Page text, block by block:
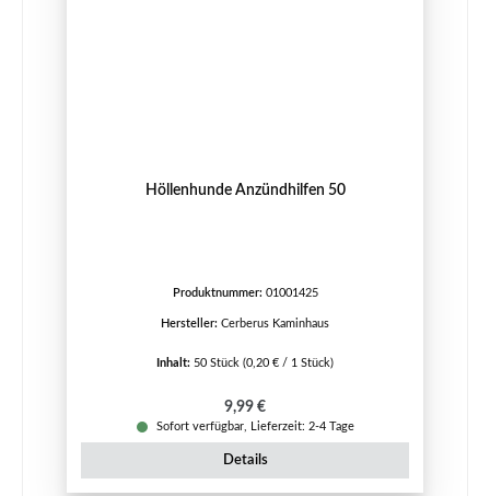
Höllenhunde Anzündhilfen 50
Produktnummer: 01001425
Hersteller: Cerberus Kaminhaus
Inhalt: 50 Stück (0,20 € / 1 Stück)
Regulärer Preis:
9,99 €
Sofort verfügbar, Lieferzeit: 2-4 Tage
Details